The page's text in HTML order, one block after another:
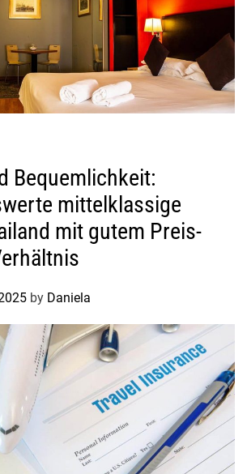
Bequemlichkeit:
mittelklassige
mit gutem Preis-
by Daniela